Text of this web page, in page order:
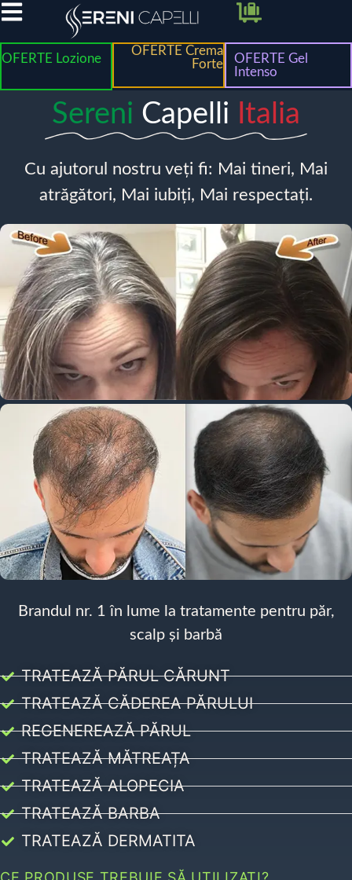
OFERTE Lozione
OFERTE Crema
Forte
OFERTE Gel
Intenso
Sereni Capelli Italia
Cu ajutorul nostru veți fi: Mai tineri, Mai
atrăgători, Mai iubiți, Mai respectați.
Brandul nr. 1 în lume la tratamente pentru păr,
scalp și barbă
TRATEAZĂ PĂRUL CĂRUNT
TRATEAZĂ CĂDEREA PĂRULUI
REGENEREAZĂ PĂRUL
TRATEAZĂ MĂTREAȚA
TRATEAZĂ ALOPECIA
TRATEAZĂ BARBA
TRATEAZĂ DERMATITA